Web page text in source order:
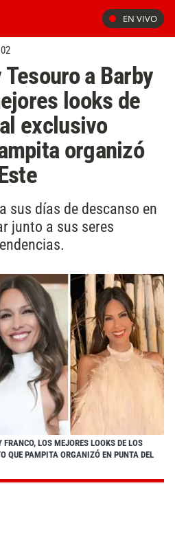
EN VIVO
a Barby
looks de
exclusivo
organizó
sus días de descanso en
junto a sus seres
LOS MEJORES LOOKS DE LOS
QUE PAMPITA ORGANIZÓ EN PUNTA DEL